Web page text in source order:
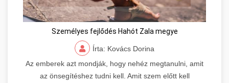
Személyes fejlődés Hahót Zala megye
Írta: Kovács Dorina
Az emberek azt mondják, hogy nehéz megtanulni, amit
az önsegítéshez tudni kell. Amit szem előtt kell